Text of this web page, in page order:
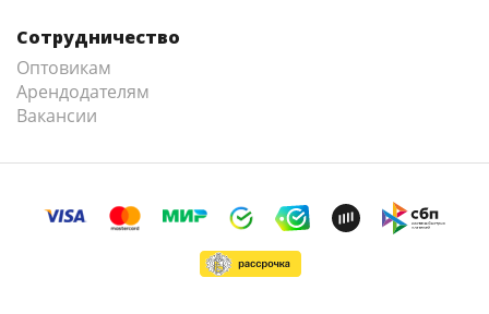
Сотрудничество
Оптовикам
Арендодателям
Вакансии